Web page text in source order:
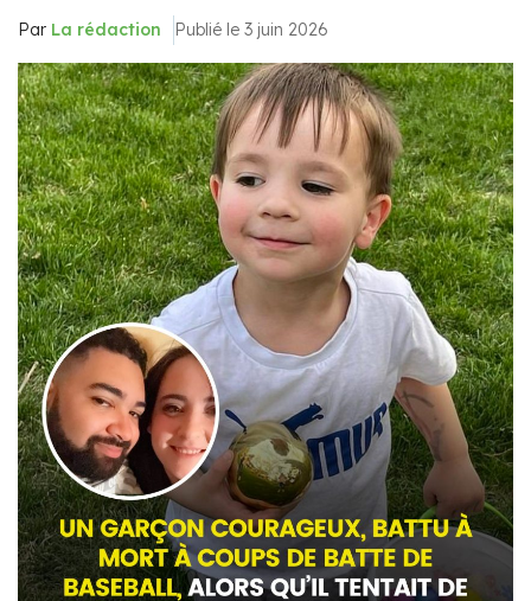
Par La rédaction Publié le 3 juin 2026